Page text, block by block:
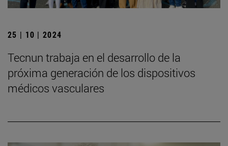
25 | 10 | 2024
Tecnun trabaja en el desarrollo de la
próxima generación de los dispositivos
médicos vasculares